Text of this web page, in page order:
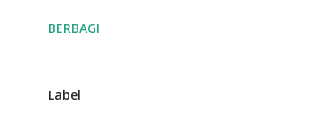
BERBAGI
Label